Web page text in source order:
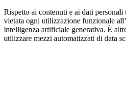
Rispetto ai contenuti e ai dati personali
vietata ogni utilizzazione funzionale
intelligenza artificiale generativa. È
utilizzare mezzi automatizzati di data